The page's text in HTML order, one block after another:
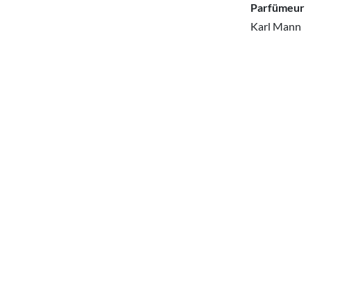
Parfümeur
Karl Mann